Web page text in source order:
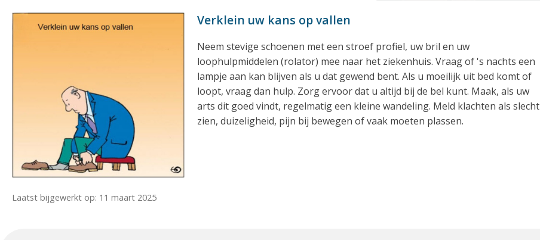
Verklein uw kans op vallen
Neem stevige schoenen met een stroef profiel, uw bril en uw
loophulpmiddelen (rolator) mee naar het ziekenhuis. Vraag of 's nachts een
lampje aan kan blijven als u dat gewend bent. Als u moeilijk uit bed komt of
loopt, vraag dan hulp. Zorg ervoor dat u altijd bij de bel kunt. Maak, als uw
arts dit goed vindt, regelmatig een kleine wandeling. Meld klachten als slecht
zien, duizeligheid, pijn bij bewegen of vaak moeten plassen.
Laatst bijgewerkt op: 11 maart 2025